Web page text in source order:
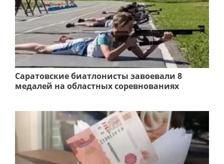
Саратовские биатлонисты завоевали 8
медалей на областных соревнованиях